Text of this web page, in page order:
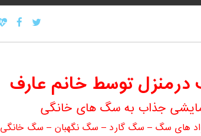
توسط خانم عارف
جذاب به سگ های خانگی
های سگ – سگ گارد – سگ نگهبان – سگ خانگی